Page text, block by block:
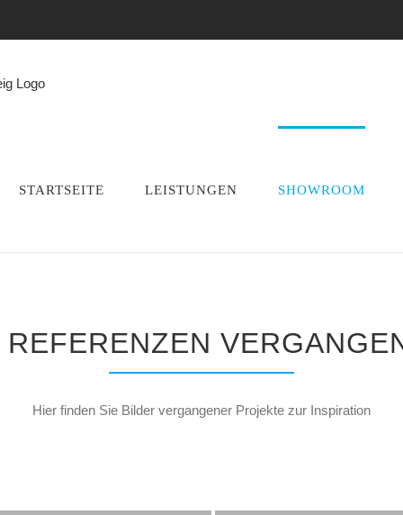
STARTSEITE LEISTUNGEN SHOWROOM
Hier finden Sie Bilder vergangener Projekte zur Inspiration